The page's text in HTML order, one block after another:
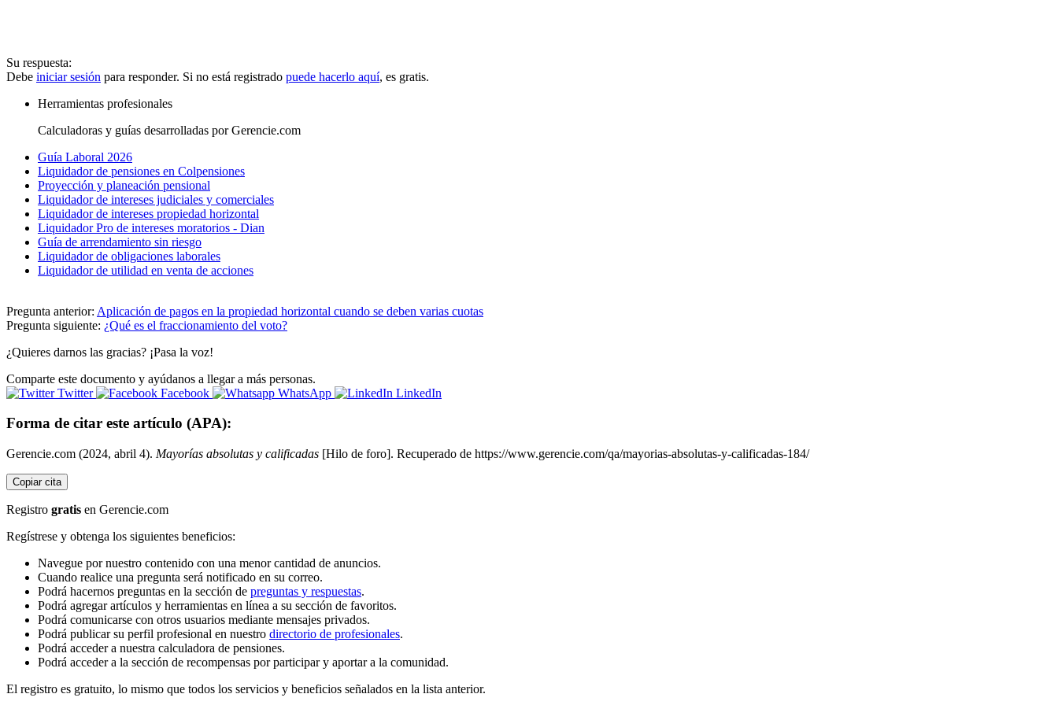
Su respuesta:
Debe iniciar sesión para responder. Si no está registrado puede hacerlo aquí, es gratis.
Herramientas profesionales
Calculadoras y guías desarrolladas por Gerencie.com
Guía Laboral 2026
Liquidador de pensiones en Colpensiones
Proyección y planeación pensional
Liquidador de intereses judiciales y comerciales
Liquidador de intereses propiedad horizontal
Liquidador Pro de intereses moratorios - Dian
Guía de arrendamiento sin riesgo
Liquidador de obligaciones laborales
Liquidador de utilidad en venta de acciones
Pregunta anterior: Aplicación de pagos en la propiedad horizontal cuando se deben varias cuotas
Pregunta siguiente: ¿Qué es el fraccionamiento del voto?
¿Quieres darnos las gracias? ¡Pasa la voz!
Comparte este documento y ayúdanos a llegar a más personas.
Twitter
Facebook WhatsApp LinkedIn
Forma de citar este artículo (APA):
Gerencie.com (2024, abril 4). Mayorías absolutas y calificadas [Hilo de foro]. Recuperado de https://www.gerencie.com/qa/mayorias-absolutas-y-calificadas-184/
Copiar cita
Registro gratis en Gerencie.com
Regístrese y obtenga los siguientes beneficios:
Navegue por nuestro contenido con una menor cantidad de anuncios.
Cuando realice una pregunta será notificado en su correo.
Podrá hacernos preguntas en la sección de preguntas y respuestas.
Podrá agregar artículos y herramientas en línea a su sección de favoritos.
Podrá comunicarse con otros usuarios mediante mensajes privados.
Podrá publicar su perfil profesional en nuestro directorio de profesionales.
Podrá acceder a nuestra calculadora de pensiones.
Podrá acceder a la sección de recompensas por participar y aportar a la comunidad.
El registro es gratuito, lo mismo que todos los servicios y beneficios señalados en la lista anterior.